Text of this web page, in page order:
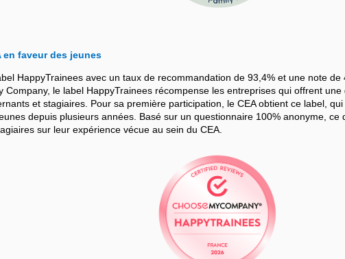
en faveur des jeunes
HappyTrainees avec un taux de recommandation de 93,4% et une note de
Company, le label HappyTrainees récompense les entreprises qui offrent
et stagiaires. Pour sa première participation, le CEA obtient ce label,
depuis plusieurs années. Basé sur un questionnaire 100% anonyme,
sur leur expérience vécue au sein du CEA.